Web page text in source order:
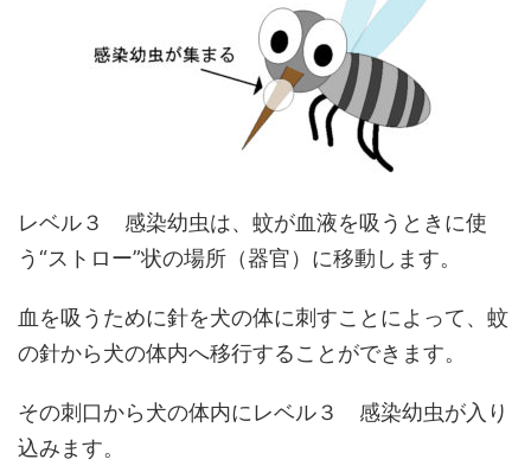
レベル３ 感染幼虫は、蚊が血液を吸うときに使
う“ストロー”状の場所（器官）に移動します。
血を吸うために針を犬の体に刺すことによって、蚊
の針から犬の体内へ移行することができます。
その刺口から犬の体内にレベル３ 感染幼虫が入り
込みます。